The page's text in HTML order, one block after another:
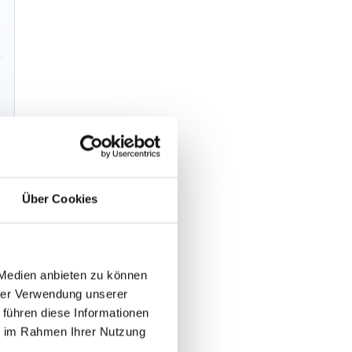
Über Cookies
anbieten zu können
Verwendung unserer
diese Informationen
Rahmen Ihrer Nutzung